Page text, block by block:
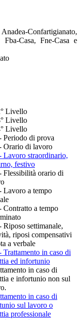
Confartigianato,
Fba-Casa, Fne-Casa e
Livello
Livello
Livello
Periodo di prova
Orario di lavoro
Lavoro straordinario,
festivo
Flessibilità orario di
Lavoro a tempo
Contratto a tempo
Riposo settimanale,
riposi compensativi
a verbale
Trattamento in caso di
ed infortunio
in caso di
e infortunio non sul
in caso di
sul lavoro o
professionale